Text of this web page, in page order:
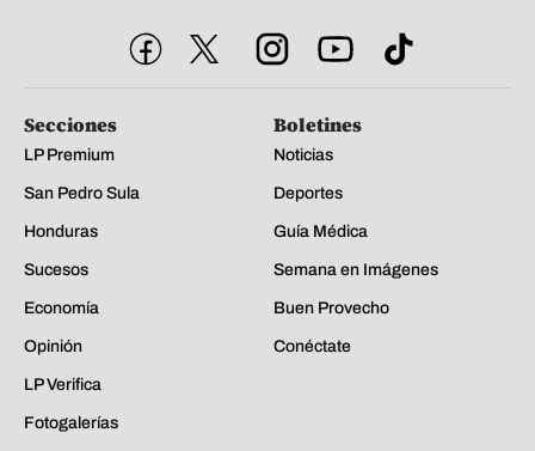
Secciones
LP Premium
San Pedro Sula
Honduras
Sucesos
Economía
Opinión
LP Verifica
Fotogalerías
Boletines
Noticias
Deportes
Guía Médica
Semana en Imágenes
Buen Provecho
Conéctate